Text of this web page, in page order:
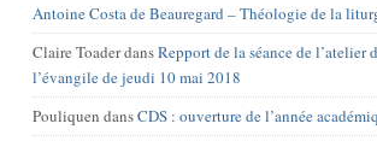
Antoine Costa de Beauregard – Théologie de la
Claire ToaderdansRepport de la séance de l’atelier
l’évangile de jeudi 10 mai 2018
Pouliquen dansCDS : ouverture de l’année